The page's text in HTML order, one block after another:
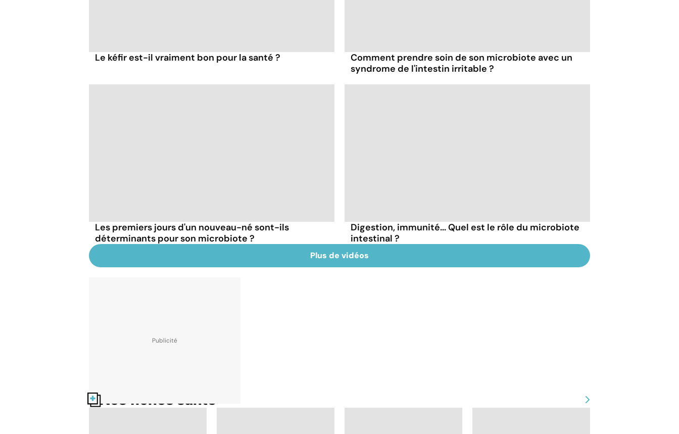
Le kéfir est-il vraiment bon pour la santé ?
Comment prendre soin de son microbiote avec un
syndrome de l'intestin irritable ?
Les premiers jours d'un nouveau-né sont-ils
déterminants pour son microbiote ?
Digestion, immunité... Quel est le rôle du microbiote
intestinal ?
Plus de vidéos
Nos fiches santé